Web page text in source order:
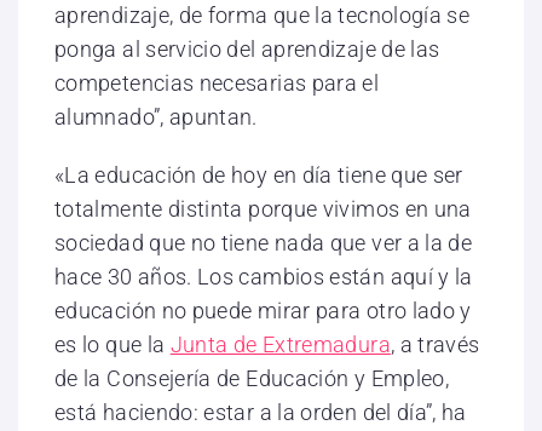
aprendizaje, de forma que la tecnología se
ponga al servicio del aprendizaje de las
competencias necesarias para el
alumnado”, apuntan.
«La educación de hoy en día tiene que ser
totalmente distinta porque vivimos en una
sociedad que no tiene nada que ver a la de
hace 30 años. Los cambios están aquí y la
educación no puede mirar para otro lado y
es lo que la Junta de Extremadura, a través
de la Consejería de Educación y Empleo,
está haciendo: estar a la orden del día”, ha